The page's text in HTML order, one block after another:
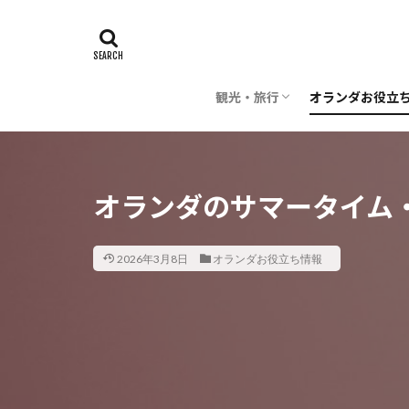
観光・旅行
時期・季節
旅行の計画
飛行機・航空会社
レストラン・料理
芸術
建築
世界遺産
お花
子供・子連れ
オランダお役立
オランダ雑学
オランダ語
お金
交通
日本でオランダ
オランダのサマータイ
2026年3月8日 オランダお役立ち情報